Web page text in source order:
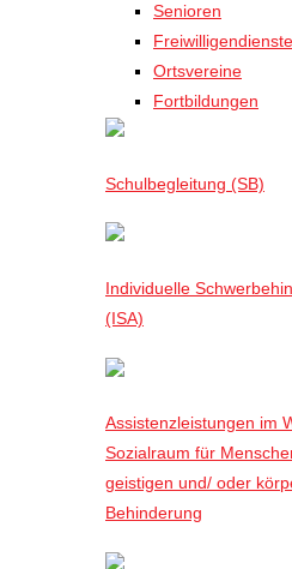
Senioren
Freiwilligendienste
Ortsvereine
Fortbildungen
Schulbegleitung (SB)
Individuelle
(ISA)
Assistenzleistungen im
Sozialraum für
geistigen und/ oder
Behinderung